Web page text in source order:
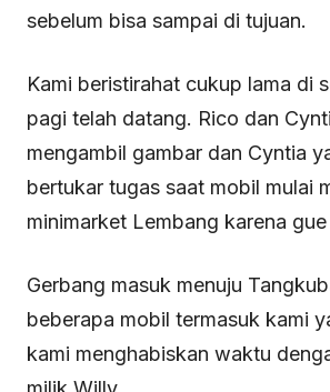
sebelum bisa sampai di tujuan.
Kami beristirahat cukup lama di
pagi telah datang. Rico dan
mengambil gambar dan Cyntia
bertukar tugas saat mobil mulai
minimarket Lembang karena
Gerbang masuk menuju
beberapa mobil termasuk kami
kami menghabiskan waktu